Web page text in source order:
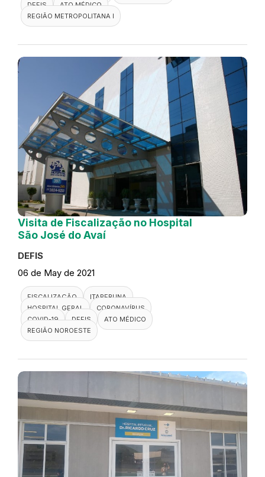
DEFIS
ATO MÉDICO
REGIÃO METROPOLITANA I
Visita de Fiscalização no Hospital
São José do Avaí
DEFIS
06 de May de 2021
FISCALIZAÇÃO
ITAPERUNA
HOSPITAL GERAL
CORONAVÍRUS
COVID-19
DEFIS
ATO MÉDICO
REGIÃO NOROESTE